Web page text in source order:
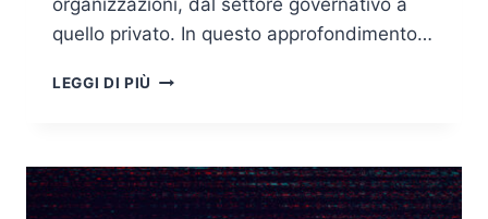
organizzazioni, dal settore governativo a
quello privato. In questo approfondimento…
LEGGI DI PIÙ OPEN
E
SICUREZZA